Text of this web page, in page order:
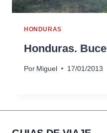
HONDURAS
Honduras.
Por Miguel 17/01/2013